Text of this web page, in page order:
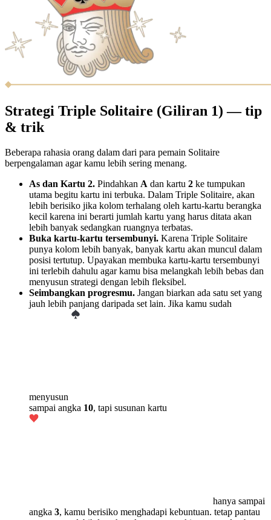
Strategi Triple Solitaire (Giliran 1) — tip
& trik
Beberapa rahasia orang dalam dari para pemain Solitaire
berpengalaman agar kamu lebih sering menang.
As dan Kartu 2. Pindahkan A dan kartu 2 ke tumpukan
utama begitu kartu ini terbuka. Dalam Triple Solitaire, akan
lebih berisiko jika kolom terhalang oleh kartu-kartu berangka
kecil karena ini berarti jumlah kartu yang harus ditata akan
lebih banyak sedangkan ruangnya terbatas.
Buka kartu-kartu tersembunyi. Karena Triple Solitaire
punya kolom lebih banyak, banyak kartu akan muncul dalam
posisi tertutup. Upayakan membuka kartu-kartu tersembunyi
ini terlebih dahulu agar kamu bisa melangkah lebih bebas dan
menyusun strategi dengan lebih fleksibel.
Seimbangkan progresmu. Jangan biarkan ada satu set yang
jauh lebih panjang daripada set lain. Jika kamu sudah
menyusun
sampai angka 10, tapi susunan kartu
hanya sampai
angka 3, kamu berisiko menghadapi kebuntuan. tetap pantau